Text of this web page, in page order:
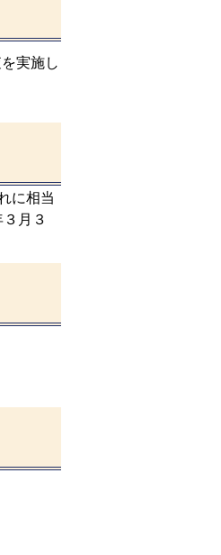
実施し
に相当
月３